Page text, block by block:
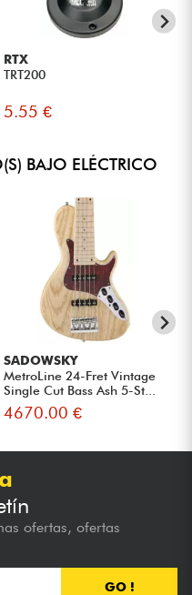
RTX
TRT200
5.55 €
BAJO ELÉCTRICO
SADOWSKY
MetroLine 24-Fret Vintage
Single Cut Bass Ash 5-St...
4670.00 €
ofertas, ofertas
GO !